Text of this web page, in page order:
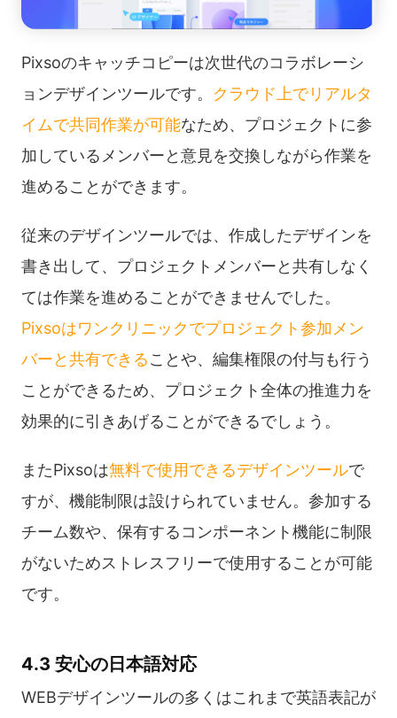
Pixsoのキャッチコピーは次世代のコラボレーシ
ョンデザインツールです。 クラウド上でリアルタ
イムで共同作業が可能なため、プロジェクトに参
加しているメンバーと意見を交換しながら作業を
進めることができます。
従来のデザインツールでは、作成したデザインを
書き出して、プロジェクトメンバーと共有しなく
ては作業を進めることができませんでした。
Pixsoはワンクリニックでプロジェクト参加メン
バーと共有できることや、編集権限の付与も行う
ことができるため、プロジェクト全体の推進力を
効果的に引きあげることができるでしょう。
またPixsoは無料で使用できるデザインツールで
すが、機能制限は設けられていません。参加する
チーム数や、保有するコンポーネント機能に制限
がないためストレスフリーで使用することが可能
です。
4.3 安心の日本語対応
WEBデザインツールの多くはこれまで英語表記が